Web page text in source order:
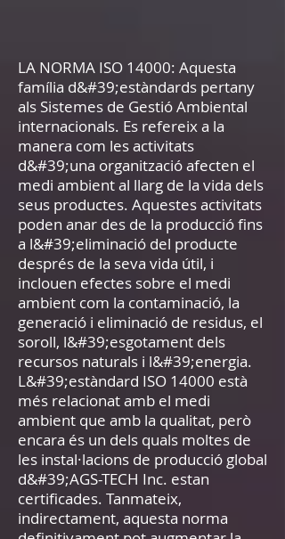
LA NORMA ISO 14000: Aquesta
família d&#39;estàndards pertany
als Sistemes de Gestió Ambiental
internacionals. Es refereix a la
manera com les activitats
d&#39;una organització afecten el
medi ambient al llarg de la vida dels
seus productes. Aquestes activitats
poden anar des de la producció fins
a l&#39;eliminació del producte
després de la seva vida útil, i
inclouen efectes sobre el medi
ambient com la contaminació, la
generació i eliminació de residus, el
soroll, l&#39;esgotament dels
recursos naturals i l&#39;energia.
L&#39;estàndard ISO 14000 està
més relacionat amb el medi
ambient que amb la qualitat, però
encara és un dels quals moltes de
les instal·lacions de producció global
d&#39;AGS-TECH Inc. estan
certificades. Tanmateix,
indirectament, aquesta norma